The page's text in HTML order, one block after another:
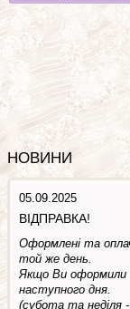
НОВИНИ
05.09.2025
ВІДПРАВКА!
Оформлені та
той же день.
Якщо Ви оформили
наступного дня.
(субота та недiля -